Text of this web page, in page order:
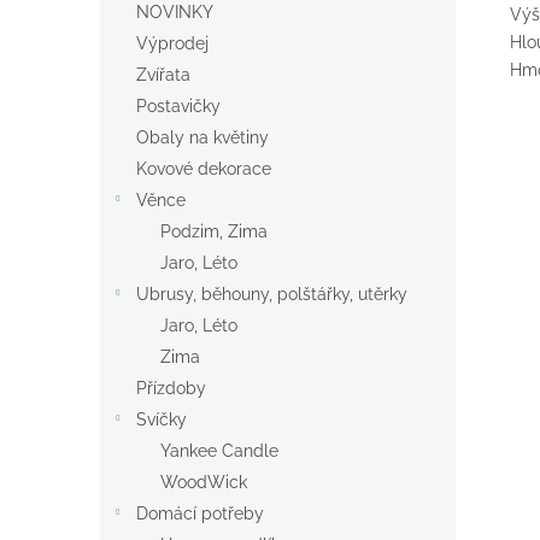
NOVINKY
Výprodej
Zvířata
Postavičky
Obaly na květiny
Kovové dekorace
Věnce
Podzim, Zima
Jaro, Léto
Ubrusy, běhouny, polštářky, utěrky
Jaro, Léto
Zima
Přízdoby
Svíčky
Yankee Candle
WoodWick
Domácí potřeby